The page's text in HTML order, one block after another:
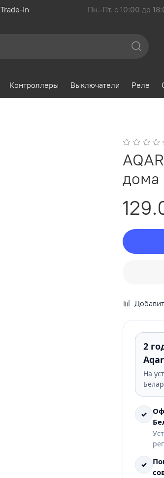
Trade-in Пн.-Пт. с 10:00 до
Контроллеры Выключатели Реле
дома
2
На
✓
✓